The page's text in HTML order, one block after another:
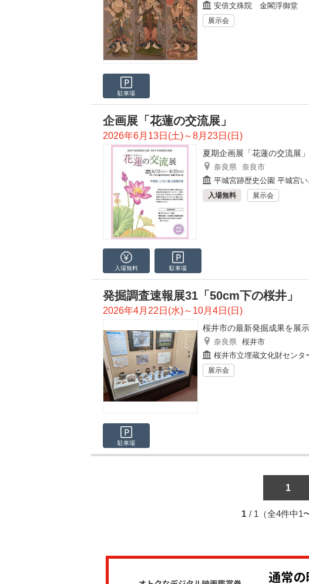
安倍文殊院 金閣浮御堂
展示会
駐車場
企画展「花蓮の交流展」
2026年6月13日(土)～8月23日(日)
夏期企画展「花蓮の交流展」
奈良県 奈良市
平城宮跡歴史公園 平城宮
入場無料 展示会
入場無料 駐車場
発掘調査速報展31「50cm下の桜井」
2026年4月22日(水)～10月4日(日)
桜井市の最新発掘成果を展示
奈良県 桜井市
桜井市立埋蔵文化財センタ
展示会
駐車場
1
1 / 1（全4件中1